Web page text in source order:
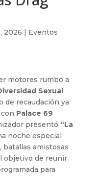
2026 | Eventos
motores rumbo a
Sexual
de recaudación ya
Palace 69
presentó “La
noche especial
batallas amistosas
objetivo de reunir
para